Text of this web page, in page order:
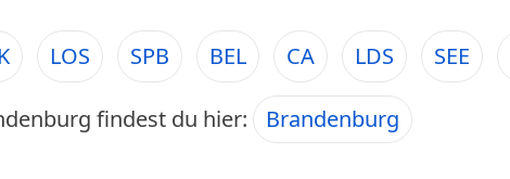
LOS SPB BEL CA LDS SEE
findest du hier: Brandenburg